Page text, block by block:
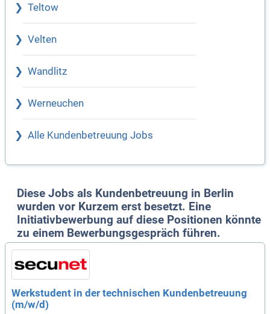
Teltow
Velten
Wandlitz
Werneuchen
Alle Kundenbetreuung Jobs
Diese Jobs als Kundenbetreuung in Berlin
wurden vor Kurzem erst besetzt. Eine
Initiativbewerbung auf diese Positionen könnte
zu einem Bewerbungsgespräch führen.
Werkstudent in der technischen Kundenbetreuung
(m/w/d)